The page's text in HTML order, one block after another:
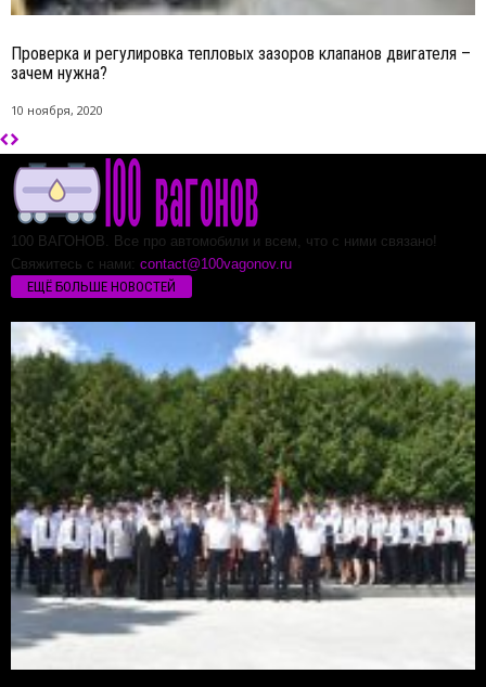
Проверка и регулировка тепловых зазоров клапанов двигателя –
зачем нужна?
10 ноября, 2020
100 ВАГОНОВ. Все про автомобили и всем, что с ними связано!
Свяжитесь с нами: contact@100vagonov.ru
ЕЩЁ БОЛЬШЕ НОВОСТЕЙ